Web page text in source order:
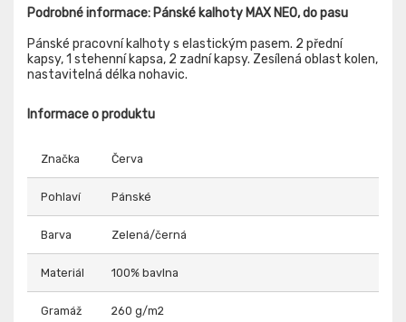
Podrobné informace: Pánské kalhoty MAX NEO, do pasu
Pánské pracovní kalhoty s elastickým pasem. 2 přední
kapsy, 1 stehenní kapsa, 2 zadní kapsy. Zesílená oblast kolen,
nastavitelná délka nohavic.
Informace o produktu
Značka Červa
Pohlaví Pánské
Barva Zelená/černá
Materiál 100% bavlna
Gramáž 260 g/m2